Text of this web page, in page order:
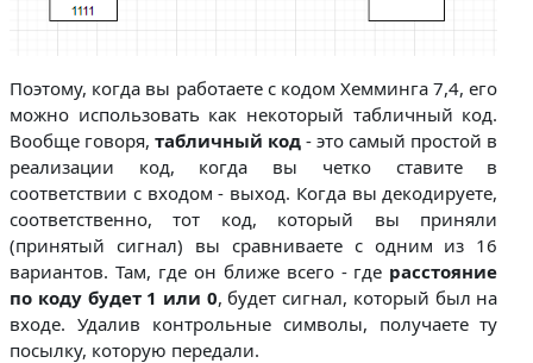
Поэтому, когда вы работаете с кодом Хемминга 7,4, его
можно использовать как некоторый табличный код.
Вообще говоря,табличный код - это самый простой в
реализации код, когда вы четко ставите в
соответствии с входом - выход. Когда вы декодируете,
соответственно, тот код, который вы приняли
(принятый сигнал) вы сравниваете с одним из 16
вариантов. Там, где он ближе всего - где расстояние
по коду будет 1 или 0, будет сигнал, который был на
входе. Удалив контрольные символы, получаете ту
посылку, которую передали.